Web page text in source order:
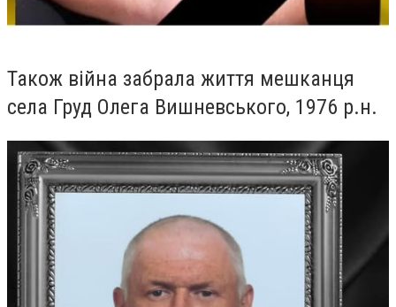
Також війна забрала життя мешканця
села Груд Олега Вишневського, 1976 р.н.